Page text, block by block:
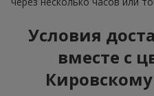
Условия
вместе с